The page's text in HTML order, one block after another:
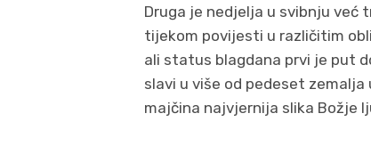
Druga je nedjelja u svibnju već
tijekom povijesti u različitim
ali status blagdana prvi je put
slavi u više od pedeset
majčina najvjernija slika Božje